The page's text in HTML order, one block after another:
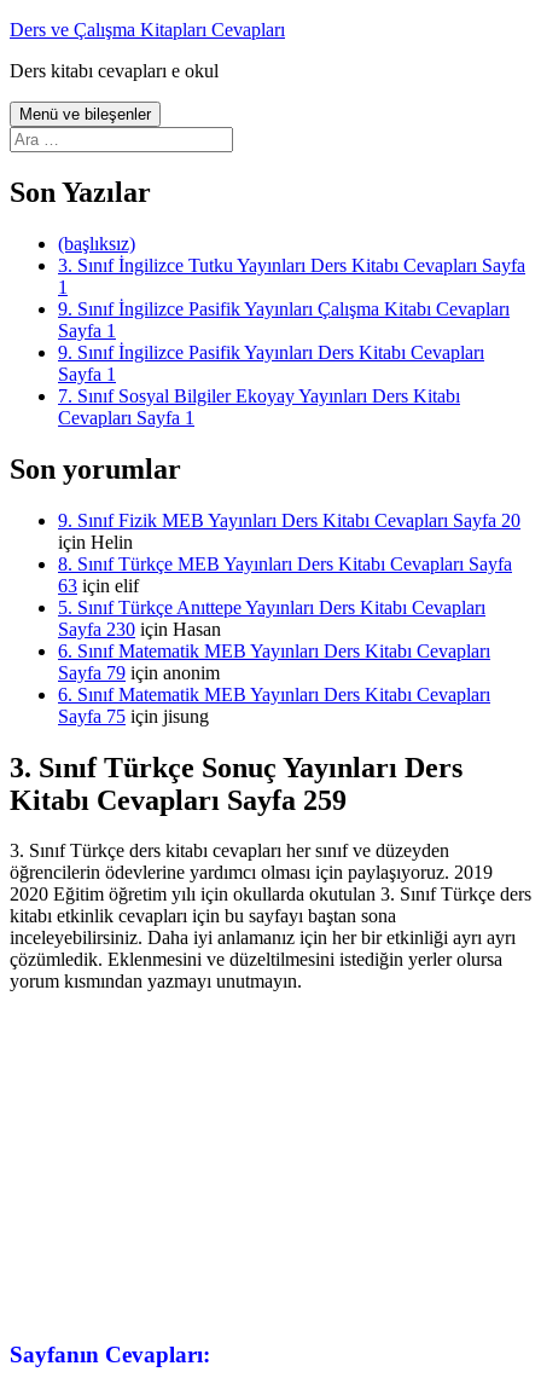
İçeriğe
Ders ve Çalışma Kitapları Cevapları
Ders kitabı cevapları e okul
Menü ve bileşenler
Arama:
Son Yazılar
(başlıksız)
3. Sınıf İngilizce Tutku Yayınları Ders Kitabı Cevapları Sayfa
1
9. Sınıf İngilizce Pasifik Yayınları Çalışma Kitabı Cevapları
Sayfa 1
9. Sınıf İngilizce Pasifik Yayınları Ders Kitabı Cevapları
Sayfa 1
7. Sınıf Sosyal Bilgiler Ekoyay Yayınları Ders Kitabı
Cevapları Sayfa 1
Son yorumlar
9. Sınıf Fizik MEB Yayınları Ders Kitabı Cevapları Sayfa 20
için Helin
8. Sınıf Türkçe MEB Yayınları Ders Kitabı Cevapları Sayfa
63 için elif
5. Sınıf Türkçe Anıttepe Yayınları Ders Kitabı Cevapları
Sayfa 230 için Hasan
6. Sınıf Matematik MEB Yayınları Ders Kitabı Cevapları
Sayfa 79 için anonim
6. Sınıf Matematik MEB Yayınları Ders Kitabı Cevapları
Sayfa 75 için jisung
3. Sınıf Türkçe Sonuç Yayınları Ders
Kitabı Cevapları Sayfa 259
3. Sınıf Türkçe ders kitabı cevapları her sınıf ve düzeyden
öğrencilerin ödevlerine yardımcı olması için paylaşıyoruz. 2019
2020 Eğitim öğretim yılı için okullarda okutulan 3. Sınıf Türkçe ders
kitabı etkinlik cevapları için bu sayfayı baştan sona
inceleyebilirsiniz. Daha iyi anlamanız için her bir etkinliği ayrı ayrı
çözümledik. Eklenmesini ve düzeltilmesini istediğin yerler olursa
yorum kısmından yazmayı unutmayın.
Sayfanın Cevapları: